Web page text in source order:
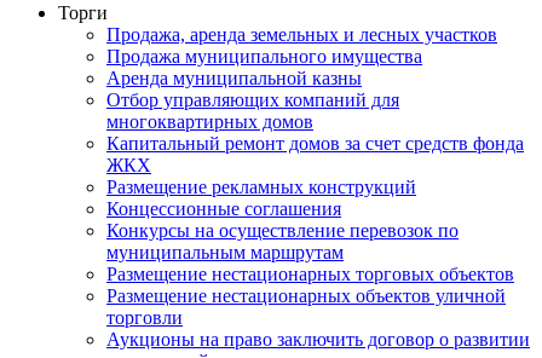
Торги
Продажа, аренда земельных и лесных участков
Продажа муниципального имущества
Аренда муниципальной казны
Отбор управляющих компаний для
многоквартирных домов
Капитальный ремонт домов за счет средств фонда
ЖКХ
Размещение рекламных конструкций
Концессионные соглашения
Конкурсы на осуществление перевозок по
муниципальным маршрутам
Размещение нестационарных торговых объектов
Размещение нестационарных объектов уличной
торговли
Аукционы на право заключить договор о развитии